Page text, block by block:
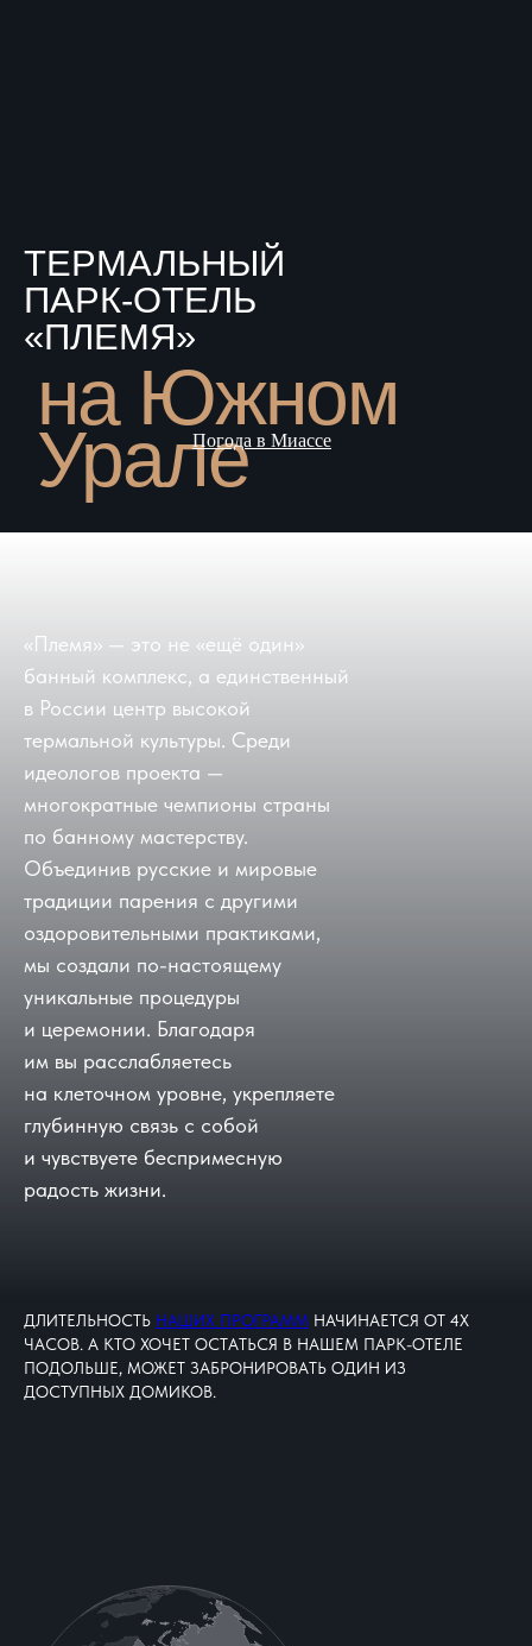
ТЕРМАЛЬНЫЙ
ПАРК-ОТЕЛЬ
«ПЛЕМЯ»
на Южном
УралеПогода в Миассе
«Племя» — это не «ещё один»
банный комплекс, а единственный
в России центр высокой
термальной культуры. Среди
идеологов проекта —
многократные чемпионы страны
по банному мастерству.
Объединив русские и мировые
традиции парения с другими
оздоровительными практиками,
мы создали по-настоящему
уникальные процедуры
и церемонии. Благодаря
им вы расслабляетесь
на клеточном уровне, укрепляете
глубинную связь с собой
и чувствуете беспримесную
радость жизни.
ДЛИТЕЛЬНОСТЬ НАШИХ ПРОГРАММ НАЧИНАЕТСЯ ОТ 4Х
ЧАСОВ. А КТО ХОЧЕТ ОСТАТЬСЯ В НАШЕМ ПАРК-ОТЕЛЕ
ПОДОЛЬШЕ, МОЖЕТ ЗАБРОНИРОВАТЬ ОДИН ИЗ
ДОСТУПНЫХ ДОМИКОВ.